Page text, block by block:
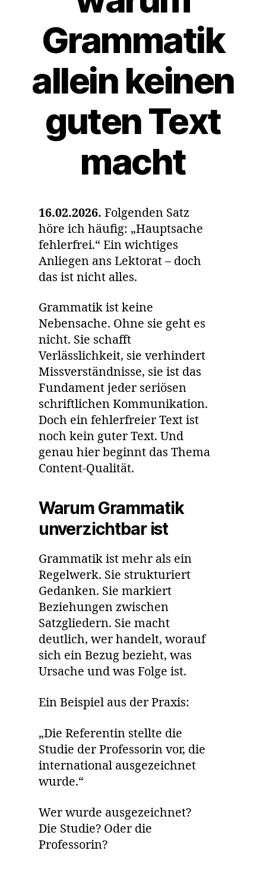
Grammatik
allein keinen
guten Text
macht
16.02.2026. Folgenden Satz
höre ich häufig: „Hauptsache
fehlerfrei.“ Ein wichtiges
Anliegen ans Lektorat – doch
das ist nicht alles.
Grammatik ist keine
Nebensache. Ohne sie geht es
nicht. Sie schafft
Verlässlichkeit, sie verhindert
Missverständnisse, sie ist das
Fundament jeder seriösen
schriftlichen Kommunikation.
Doch ein fehlerfreier Text ist
noch kein guter Text. Und
genau hier beginnt das Thema
Content-Qualität.
Warum Grammatik
unverzichtbar ist
Grammatik ist mehr als ein
Regelwerk. Sie strukturiert
Gedanken. Sie markiert
Beziehungen zwischen
Satzgliedern. Sie macht
deutlich, wer handelt, worauf
sich ein Bezug bezieht, was
Ursache und was Folge ist.
Ein Beispiel aus der Praxis:
„Die Referentin stellte die
Studie der Professorin vor, die
international ausgezeichnet
wurde.“
Wer wurde ausgezeichnet?
Die Studie? Oder die
Professorin?